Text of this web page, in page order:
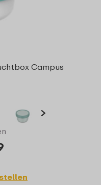
Campus